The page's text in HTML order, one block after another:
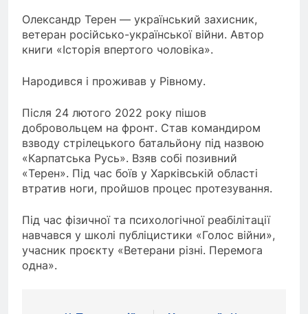
Олександр Терен — український захисник,
ветеран російсько-української війни. Автор
книги «Історія впертого чоловіка».
Народився і проживав у Рівному.
Після 24 лютого 2022 року пішов
добровольцем на фронт. Став командиром
взводу стрілецького батальйону під назвою
«Карпатська Русь». Взяв собі позивний
«Терен». Під час боїв у Харківській області
втратив ноги, пройшов процес протезування.
Під час фізичної та психологічної реабілітації
навчався у школі публіцистики «Голос війни»,
учасник проєкту «Ветерани різні. Перемога
одна».